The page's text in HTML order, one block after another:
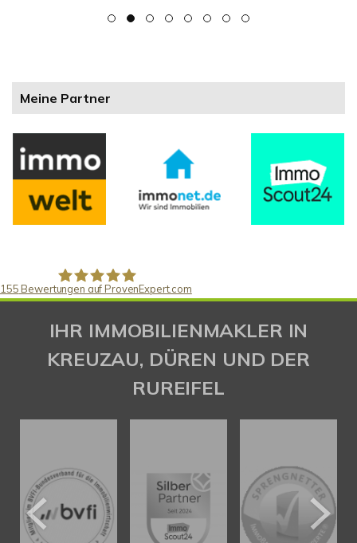
Meine Partner
Gaspar Immobilienberatung
155 Bewertungen auf ProvenExpert.com
IHR IMMOBILIENMAKLER IN
KREUZAU, DÜREN UND DER
RUREIFEL